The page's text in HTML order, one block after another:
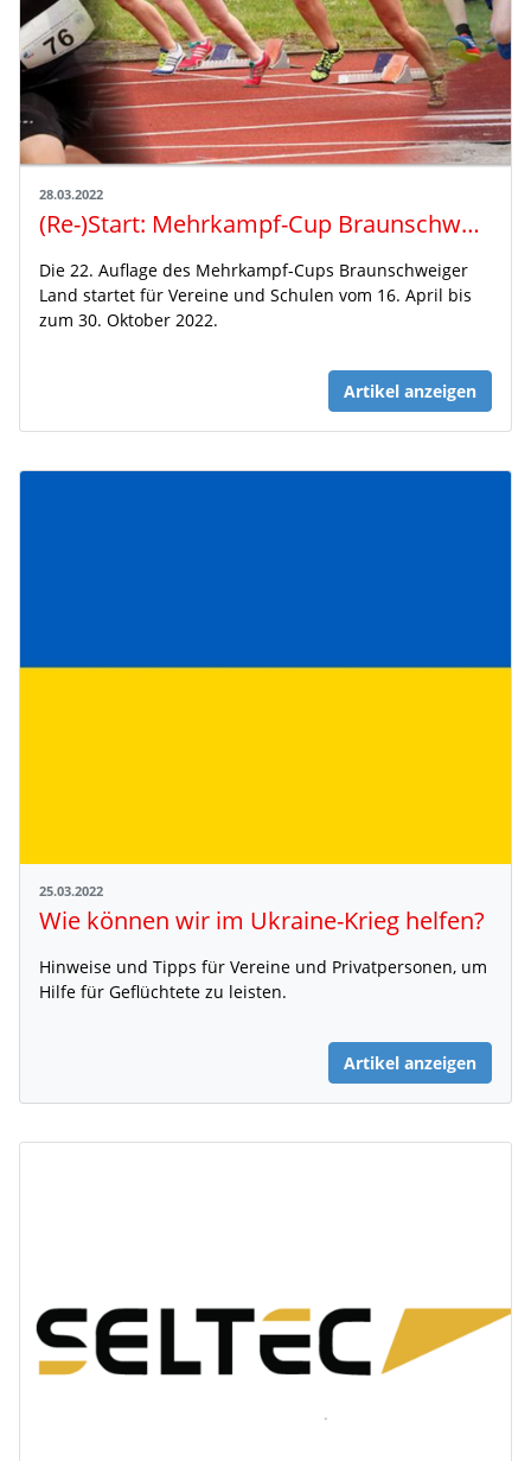
28.03.2022
(Re-)Start: Mehrkampf-Cup Braunschweiger Land 2022
Die 22. Auflage des Mehrkampf-Cups Braunschweiger
Land startet für Vereine und Schulen vom 16. April bis
zum 30. Oktober 2022.
Artikel anzeigen
25.03.2022
Wie können wir im Ukraine-Krieg helfen?
Hinweise und Tipps für Vereine und Privatpersonen, um
Hilfe für Geflüchtete zu leisten.
Artikel anzeigen